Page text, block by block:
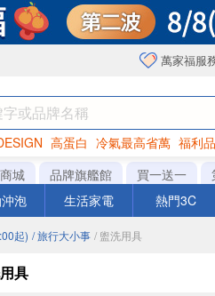
萬家福服
高蛋白 冷氣最高省萬 福利品
苔 洋芋片
城 品牌旗艦館 買一送一
泡 生活家電 熱門3C
起) / 旅行大小事 / 盥洗用具
具